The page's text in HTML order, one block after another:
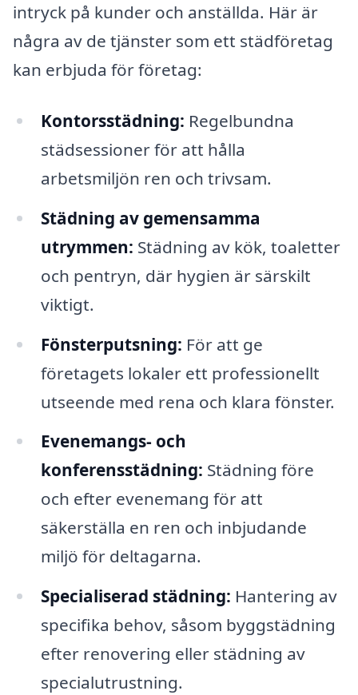
intryck på kunder och anställda. Här är
några av de tjänster som ett städföretag
kan erbjuda för företag:
Kontorsstädning: Regelbundna
städsessioner för att hålla
arbetsmiljön ren och trivsam.
Städning av gemensamma
utrymmen: Städning av kök, toaletter
och pentryn, där hygien är särskilt
viktigt.
Fönsterputsning: För att ge
företagets lokaler ett professionellt
utseende med rena och klara fönster.
Evenemangs- och
konferensstädning: Städning före
och efter evenemang för att
säkerställa en ren och inbjudande
miljö för deltagarna.
Specialiserad städning: Hantering av
specifika behov, såsom byggstädning
efter renovering eller städning av
specialutrustning.